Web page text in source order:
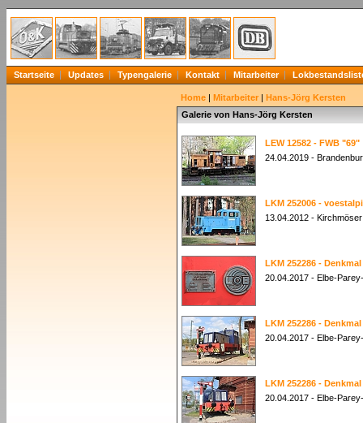
Startseite Updates Typengalerie Kontakt Mitarbeiter
Home | Mitarbeiter | Hans-Jörg Kersten
Galerie von Hans-Jörg Kersten
LEW 12582 - FWB "69"
24.04.2019 -
LKM 252006 -
13.04.2012 - Kirchmöser
LKM 252286 - Denkmal
20.04.2017 - Elbe-
LKM 252286 - Denkmal
20.04.2017 - Elbe-
LKM 252286 - Denkmal
20.04.2017 - Elbe-